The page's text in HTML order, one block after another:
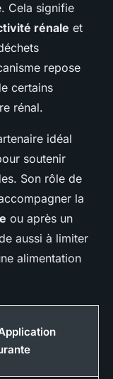
Cela signifie
rénale et
repose
certains
rénal.
idéal
soutenir
Son rôle de
la
ou après un
aussi à limiter
alimentation